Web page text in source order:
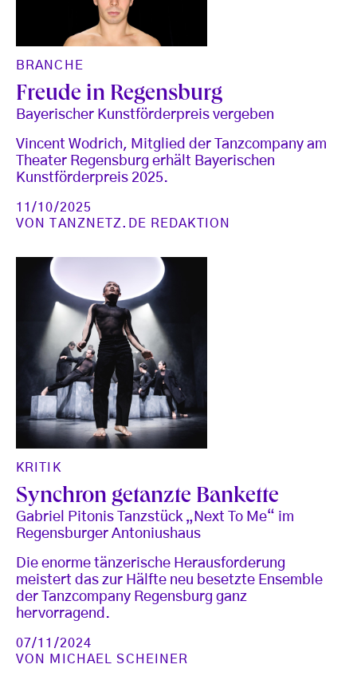
BRANCHE
Freude in Regensburg
Bayerischer Kunstförderpreis vergeben
Vincent Wodrich, Mitglied der Tanzcompany am
Theater Regensburg erhält Bayerischen
Kunstförderpreis 2025.
11/10/2025
VON
TANZNETZ.DE REDAKTION
KRITIK
Synchron getanzte Bankette
Gabriel Pitonis Tanzstück „Next To Me“ im
Regensburger Antoniushaus
Die enorme tänzerische Herausforderung
meistert das zur Hälfte neu besetzte Ensemble
der Tanzcompany Regensburg ganz
hervorragend.
07/11/2024
VON MICHAEL SCHEINER